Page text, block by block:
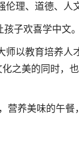
理、道德、人
子欢喜学中文。
以教育培养人
之美的同时，
养美味的午餐